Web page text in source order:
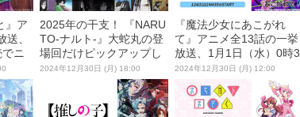
』ア
、
ニ
配
2025年の干支！ 『NARU
TO-ナルト-』大蛇丸の登
場回だけピックアップし
た“大蛇丸セレクショ
ン”の一挙放送、1月1日
（水）19時からニコニコ
生放送で無料配信
2024年12月30日 (月) 18:00
『魔法少女にあこがれ
て』アニメ全13話の一挙
放送、1月1日（水）0時3
0分からニコニコ生放送
で無料配信
2024年12月30日 (月) 12:00